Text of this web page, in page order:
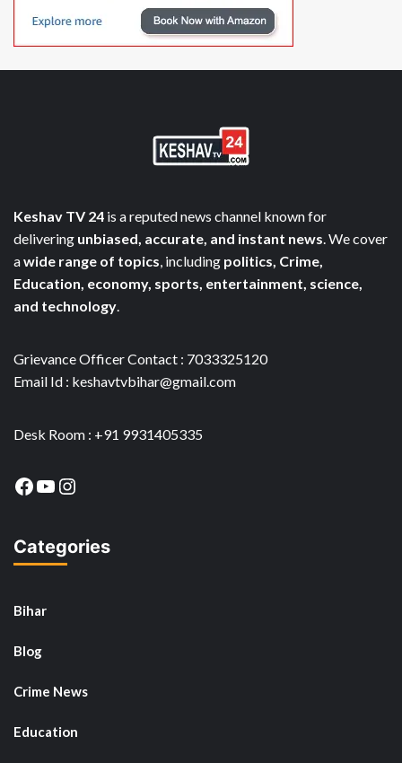
Keshav TV 24 is a reputed news channel known for
delivering unbiased, accurate, and instant news. We cover
awide range of topics, including politics, Crime,
Education, economy, sports, entertainment, science,
and technology.
Grievance Officer Contact : 7033325120
Email Id : keshavtvbihar@gmail.com
Desk Room : +91 9931405335
Facebook
YouTube
Instagram
Categories
Bihar
Blog
Crime News
Education